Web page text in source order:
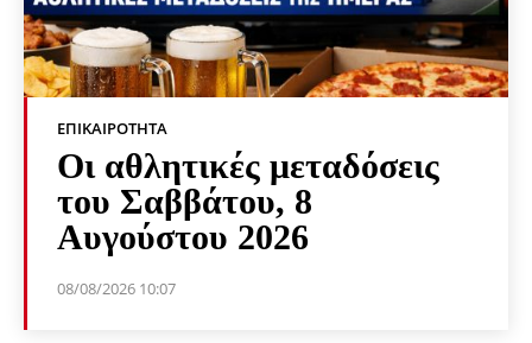
ΕΠΙΚΑΙΡΌΤΗΤΑ
Οι αθλητικές μεταδόσεις
του Σαββάτου, 8
Αυγούστου 2026
08/08/2026 10:07